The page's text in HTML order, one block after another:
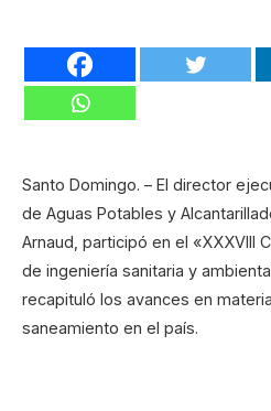
Santo Domingo. – El director
de Aguas Potables y
Arnaud, participó en el «XXXVIII
de ingeniería sanitaria y
recapituló los avances en
saneamiento en el país.